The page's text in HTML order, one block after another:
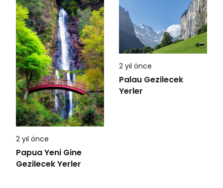
2 yıl önce
Papua Yeni Gine
Gezilecek Yerler
2 yıl önce
Palau Gezilecek
Yerler